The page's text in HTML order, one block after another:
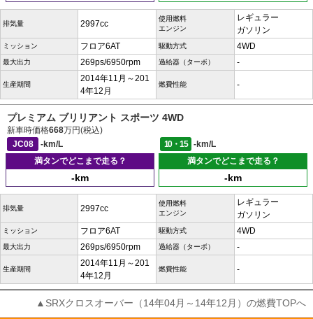
排気量 2997cc
使用燃料
エンジン
レギュラー
ガソリン
ミッション フロア6AT 駆動方式 4WD
最大出力 269ps/6950rpm 過給器（ターボ） -
生産期間
2014年11月～201
4年12月
燃費性能 -
プレミアム ブリリアント スポーツ 4WD
新車時価格668万円(税込)
JC08
-km/L 10・15
-km/L
満タンでどこまで走る？
-km
満タンでどこまで走る？
-km
排気量 2997cc
使用燃料
エンジン
レギュラー
ガソリン
ミッション フロア6AT 駆動方式 4WD
最大出力 269ps/6950rpm 過給器（ターボ） -
生産期間
2014年11月～201
4年12月
燃費性能 -
▲SRXクロスオーバー（14年04月～14年12月）の燃費TOPへ